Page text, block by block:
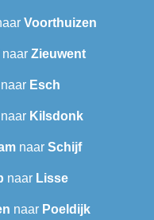
Voorthuizen
naar Zieuwent
naar Esch
naar Kilsdonk
naar Schijf
naar Lisse
naar Poeldijk